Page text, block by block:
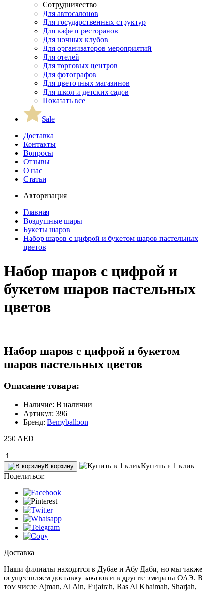
Сотрудничество
Для автосалонов
Для государственных структур
Для кафе и ресторанов
Для ночных клубов
Для организаторов мероприятий
Для отелей
Для торговых центров
Для фотографов
Для цветочных магазинов
Для школ и детских садов
Показать все
Sale
Доставка
Контакты
Вопросы
Отзывы
О нас
Статьи
Авторизация
Главная
Воздушные шары
Букеты шаров
Набор шаров с цифрой и букетом шаров пастельных
цветов
Набор шаров с цифрой и
букетом шаров пастельных
цветов
Набор шаров с цифрой и букетом
шаров пастельных цветов
Описание товара:
Наличие: В наличии
Артикул: 396
Бренд: Bemyballoon
250 AED
В корзину
Купить в 1 клик
Поделиться:
Доставка
Наши филиалы находятся в Дубае и Абу Даби, но мы также
осуществляем доставку заказов и в другие эмираты ОАЭ. В
том числе Ajman, Al Ain‎, Fujairah, Ras Al Khaimah, Sharjah,